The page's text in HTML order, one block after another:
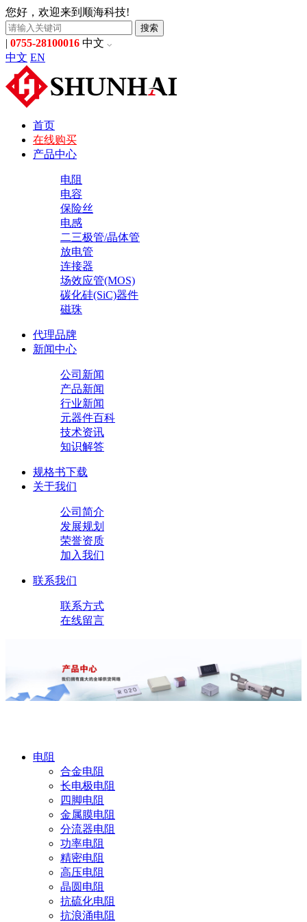
您好，欢迎来到顺海科技!
搜索
| 0755-28100016 中文
中文 EN
首页
在线购买
产品中心
电阻
电容
保险丝
电感
二三极管/晶体管
放电管
连接器
场效应管(MOS)
碳化硅(SiC)器件
磁珠
代理品牌
新闻中心
公司新闻
产品新闻
行业新闻
元器件百科
技术资讯
知识解答
规格书下载
关于我们
公司简介
发展规划
荣誉资质
加入我们
联系我们
联系方式
在线留言
电阻
合金电阻
长电极电阻
四脚电阻
金属膜电阻
分流器电阻
功率电阻
精密电阻
高压电阻
晶圆电阻
抗硫化电阻
抗浪涌电阻